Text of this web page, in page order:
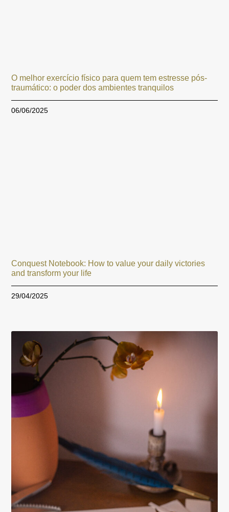
O melhor exercício físico para quem tem estresse pós-
traumático: o poder dos ambientes tranquilos
06/06/2025
Conquest Notebook: How to value your daily victories
and transform your life
29/04/2025